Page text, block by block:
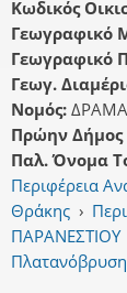
Κωδικός
Γεωγραφικό
Γεωγραφικό
Γεωγ.
Νομός:
Πρώην Δήμος
Παλ. Όνομα
Περιφέρεια
Θράκης ›
ΠΑΡΑΝΕΣΤΙΟΥ